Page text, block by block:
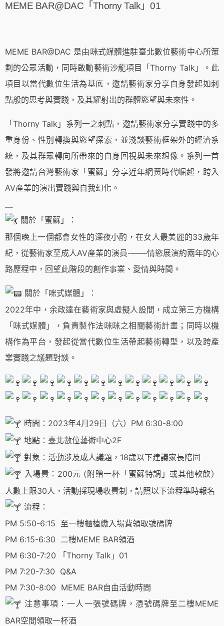
MEME BAR@DAC「Thorny Talk」01
MEME BAR@DAC 是由咪式媒體進駐臺北數位藝術中心所策
劃的公眾活動，同時啟動藝術沙龍項目「Thorny Talk」。此
項目以當代數位生活為基底，邀請藝術家分享自身發起如刺
點般的思考與實踐，及其耀射出的群體慾望與未來性。
「Thorny Talk」系列一之刺點，邀請藝術家分享實踐中的多
重身份、性別轉換與慾望探索，並淺談藝術框架外的經濟系
統，及其群眾轉向所帶來的自身回視與未來想像。系列一首
發將邀請台灣藝術家「蜜蘇」分享近年網黃時代崛起，跨入
AV產業的演出實踐與自我幻化。
關於「蜜蘇」：
那個晚上一個都會女性的深夜小酌，在女人最美麗的33歲年
紀，從藝術家至成人AV產業的演員-——情慾展演約兩年的心
路歷程中，回望此階段的創作事業、愛情與時間。
關於「咪式媒體」：
2022年中，余政達在藝術家與虛擬人設間，成立第三方機構
「咪式媒體」，負責製作法咪咪之相關藝術計畫；同時以機
構作為平台，發起從當代數位生活帶起藝術轉型，以及跨產
業實踐之議題對談。
時間：2023年4月29日（六）PM 6:30-8:00
地點：臺北數位藝術中心2F
對象：活動涉及成人議題，18歲以下建議家長陪同
入場費：200元 (附贈一杯「蜜蘇特調」或其他軟飲）
人數上限30人，活動採現場收費制，請照以下流程準時報名
流程：
PM 5:50-6:15 至一樓櫃檯繳入場費領取號碼牌
PM 6:15-6:30 二樓MEME BAR領酒
PM 6:30-7:20 「Thorny Talk」01
PM 7:20-7:30 Q&A
PM 7:30-8:00 MEME BAR自由活動時間
注意事項：一人一張號碼牌，憑號碼牌至二樓MEME
BAR空間領取一杯酒